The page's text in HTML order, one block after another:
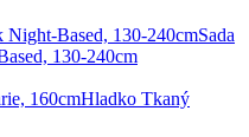
Sada
130-240cm
Hladko Tkaný